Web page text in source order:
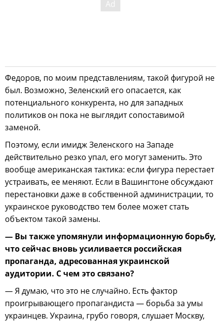
Федоров, по моим представлениям, такой фигурой не
был. Возможно, Зеленский его опасается, как
потенциального конкурента, но для западных
политиков он пока не выглядит сопоставимой
заменой.
Поэтому, если имидж Зеленского на Западе
действительно резко упал, его могут заменить. Это
вообще американская тактика: если фигура перестает
устраивать, ее меняют. Если в Вашингтоне обсуждают
перестановки даже в собственной администрации, то
украинское руководство тем более может стать
объектом такой замены.
— Вы также упомянули информационную борьбу,
что сейчас вновь усиливается российская
пропаганда, адресованная украинской
аудитории. С чем это связано?
— Я думаю, что это не случайно. Есть фактор
проигрывающего пропагандиста — борьба за умы
украинцев. Украина, грубо говоря, слушает Москву,